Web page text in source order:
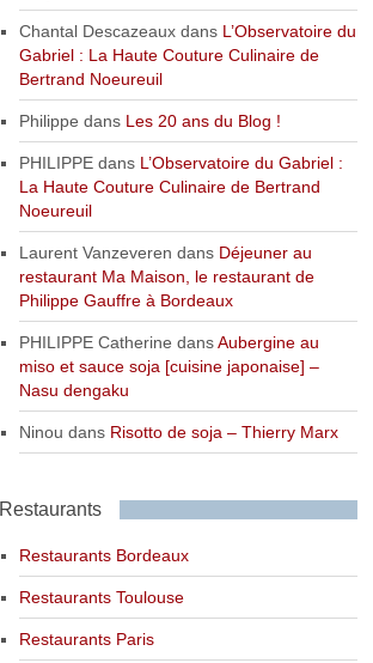
Chantal Descazeauxdans L’Observatoire du
Gabriel : La Haute Couture Culinaire de
Bertrand Noeureuil
Philippe dans Les 20 ans du Blog !
PHILIPPEdans L’Observatoire du Gabriel :
La Haute Couture Culinaire de Bertrand
Noeureuil
Laurent Vanzeveren dans Déjeuner au
restaurant Ma Maison, le restaurant de
Philippe Gauffre à Bordeaux
PHILIPPE Catherine dansAubergine au
miso et sauce soja [cuisine japonaise] –
Nasu dengaku
Ninou dans Risotto de soja – Thierry Marx
Restaurants
Restaurants Bordeaux
Restaurants Toulouse
Restaurants Paris